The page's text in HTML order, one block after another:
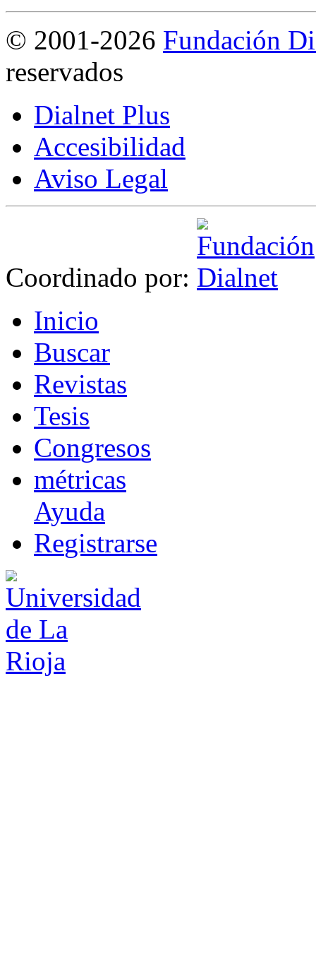
© 2001-2026 Fundación
reservados
Dialnet Plus
Accesibilidad
Aviso Legal
Coordinado por:
Inicio
Buscar
Revistas
Tesis
Congresos
métricas
Ayuda
Registrarse